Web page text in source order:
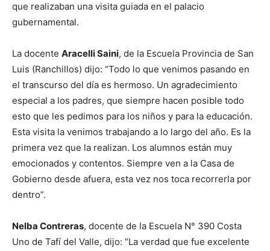
que realizaban una visita guiada en el palacio
gubernamental.
La docente Aracelli Saini, de la Escuela Provincia de San
Luis (Ranchillos) dijo: “Todo lo que venimos pasando en
el transcurso del día es hermoso. Un agradecimiento
especial a los padres, que siempre hacen posible todo
esto que les pedimos para los niños y para la educación.
Esta visita la venimos trabajando a lo largo del año. Es la
primera vez que la realizan. Los alumnos están muy
emocionados y contentos. Siempre ven a la Casa de
Gobierno desde afuera, esta vez nos toca recorrerla por
dentro”.
Nelba Contreras, docente de la Escuela N° 390 Costa
Uno de Tafí del Valle, dijo: “La verdad que fue excelente